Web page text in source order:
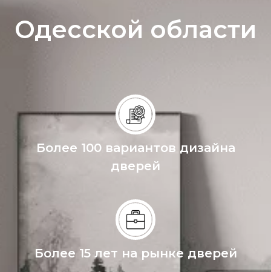
Одесской области
Более 100 вариантов дизайна
дверей
Более 15 лет на рынке дверей